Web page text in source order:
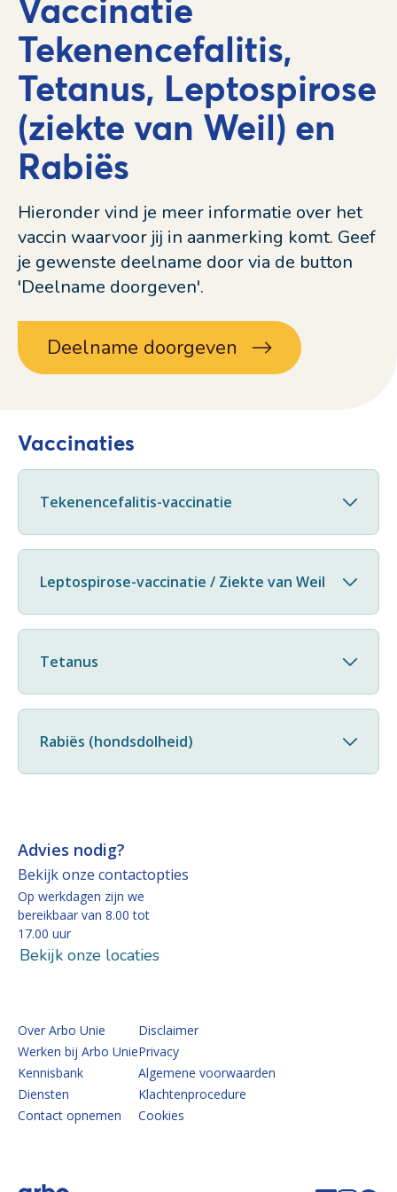
Vaccinatie
Tekenencefalitis,
Tetanus, Leptospirose
(ziekte van Weil) en
Rabiës
Deelname doorgeven
Hieronder vind je meer informatie over het
vaccin waarvoor jij in aanmerking komt. Geef
je gewenste deelname door via de button
'Deelname doorgeven'.
Vaccinaties
Tekenencefalitis-vaccinatie
Leptospirose-vaccinatie / Ziekte van Weil
Tetanus
Rabiës (hondsdolheid)
Advies nodig?
Bekijk onze contactopties
Op werkdagen zijn we
bereikbaar van 8.00 tot
17.00 uur
Bekijk onze locaties
Over Arbo Unie
Werken bij Arbo Unie
Kennisbank
Diensten
Contact opnemen
Disclaimer
Privacy
Algemene voorwaarden
Klachtenprocedure
Cookies